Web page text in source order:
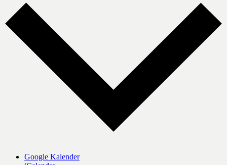
Google Kalender